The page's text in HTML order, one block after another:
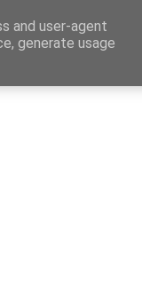
and user-agent
generate usage